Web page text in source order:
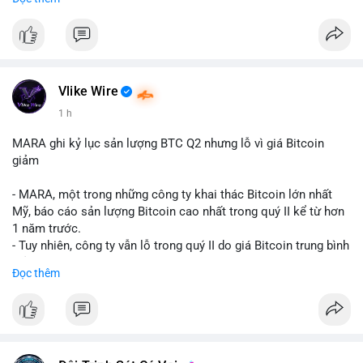
mục chứng chỉ cho tài sản số tại Mỹ.
và phát triển thị trường crypto tại Mỹ.
#vlikevn #titanbot
📰 Nguồn: CoinDesk
Vlike Wire
1 h
MARA ghi kỷ lục sản lượng BTC Q2 nhưng lỗ vì giá Bitcoin
giảm
- MARA, một trong những công ty khai thác Bitcoin lớn nhất
Mỹ, báo cáo sản lượng Bitcoin cao nhất trong quý II kể từ hơn
1 năm trước.
- Tuy nhiên, công ty vẫn lỗ trong quý II do giá Bitcoin trung bình
- Sự tăng sản lượng không đủ bù đắp cho sự suy giảm giá trị
Đọc thêm